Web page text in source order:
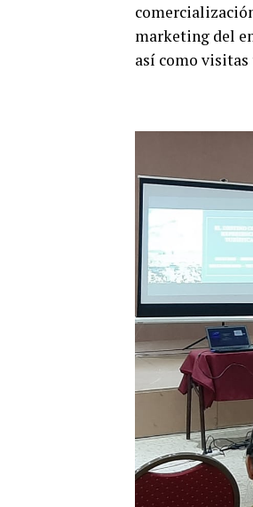
marketing del
así como visitas